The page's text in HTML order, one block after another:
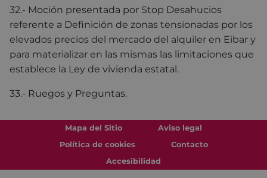
32.- Moción presentada por Stop Desahucios
referente a Definición de zonas tensionadas por los
elevados precios del mercado del alquiler en Eibar y
para materializar en las mismas las limitaciones que
establece la Ley de vivienda estatal.
33.- Ruegos y Preguntas.
Mapa del Sitio
Aviso legal
Política de cookies
Contacto
Accesibilidad